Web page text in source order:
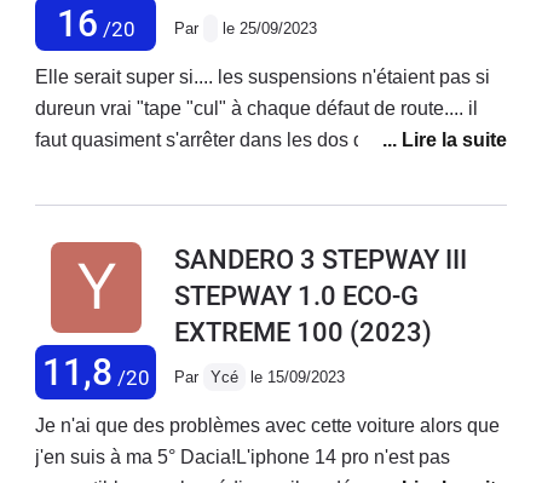
16 /20 Par le 25/09/2023
Elle serait super si.... les suspensions n'étaient pas si
dureun vrai "tape "cul" à chaque défaut de route.... il
faut quasiment s'arrêter dans les dos d'âne. Mais si
très bien
11,8 /20
SANDERO 3 STEPWAY III
STEPWAY 1.0 ECO-G
EXTREME 100 (2023)
Par Ycé le 15/09/2023
Je n'ai que des problèmes avec cette voiture alors que
j'en suis à ma 5° Dacia!L'iphone 14 pro n'est pas